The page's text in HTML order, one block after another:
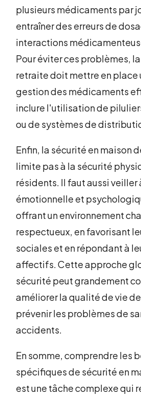
plusieurs médicaments par
entraîner des erreurs de
interactions
Pour éviter ces problèmes,
retraite doit mettre en place
gestion des médicaments
inclure l'utilisation de
ou de systèmes de
Enfin, la sécurité en maison
limite pas à la sécurité
résidents. Il faut aussi veiller
émotionnelle et
offrant un environnement
respectueux, en favorisant
sociales et en répondant à
affectifs. Cette approche
sécurité peut grandement
améliorer la qualité de vie
prévenir les problèmes de
accidents.
En somme, comprendre les
spécifiques de sécurité en
est une tâche complexe qui